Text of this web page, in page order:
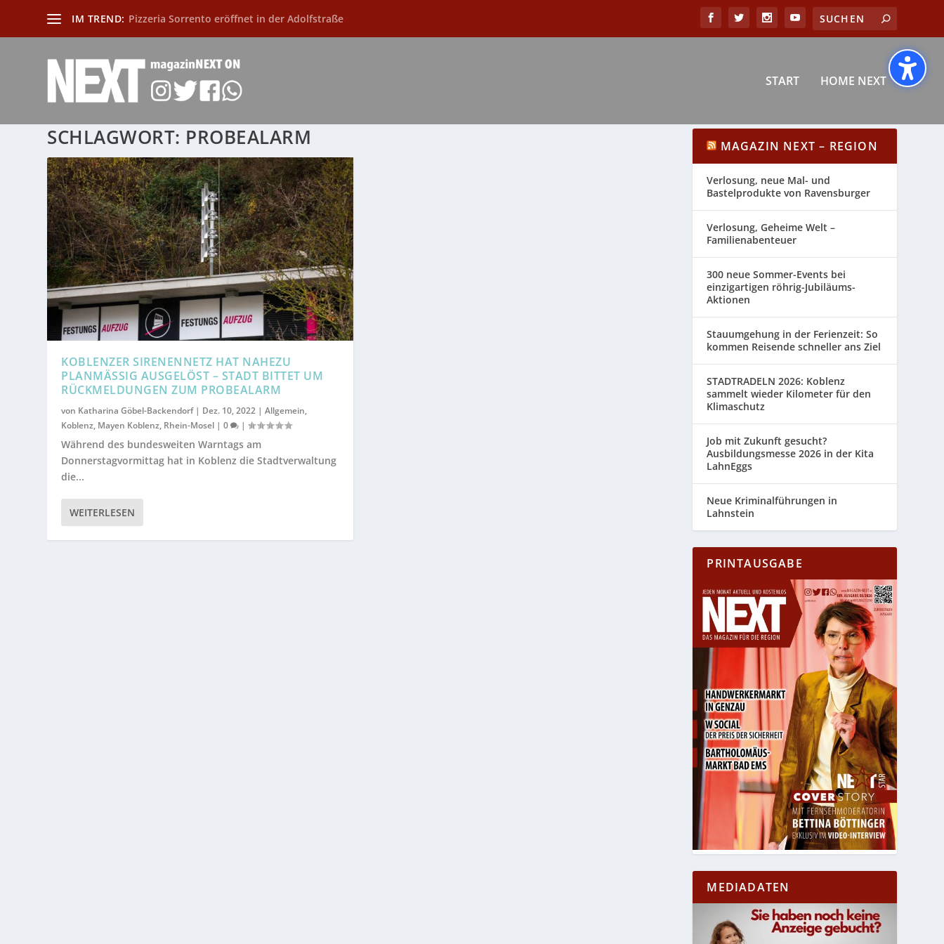
IM TREND: Pizzeria Sorrento eröffnet in der Adolfstraße
START HOME NEXT
SCHLAGWORT: PROBEALARM
KOBLENZER SIRENENNETZ HAT NAHEZU
PLANMÄSSIG AUSGELÖST – STADT BITTET UM R
ÜCKMELDUNGEN ZUM PROBEALARM
von Katharina Göbel-Backendorf| Dez. 10, 2022 |Allgemein,
Koblenz, Mayen Koblenz, Rhein-Mosel |0 |
Während des bundesweiten Warntags am
Donnerstagvormittag hat in Koblenz die Stadtverwaltung
die...
WEITERLESEN
MAGAZIN NEXT – REGION
Verlosung, neue Mal- und
Bastelprodukte von Ravensburger
Verlosung, Geheime Welt –
Familienabenteuer
300 neue Sommer-Events bei
einzigartigen röhrig-Jubiläums-
Aktionen
Stauumgehung in der Ferienzeit: So
kommen Reisende schneller ans Ziel
STADTRADELN 2026: Koblenz
sammelt wieder Kilometer für den
Klimaschutz
Job mit Zukunft gesucht?
Ausbildungsmesse 2026 in der Kita
LahnEggs
Neue Kriminalführungen in
Lahnstein
PRINTAUSGABE
MEDIADATEN